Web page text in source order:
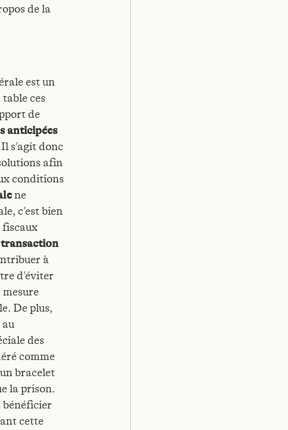
de la
est un
ces
de
anticipées
s’agit donc
afin
conditions
ne
c’est bien
fiscaux
transaction
à
d’éviter
De plus,
des
comme
bracelet
la prison.
bénéficier
cette